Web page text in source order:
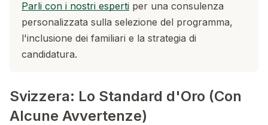
Parli con i nostri esperti per una consulenza
personalizzata sulla selezione del programma,
l'inclusione dei familiari e la strategia di
candidatura.
Svizzera: Lo Standard d'Oro (Con
Alcune Avvertenze)